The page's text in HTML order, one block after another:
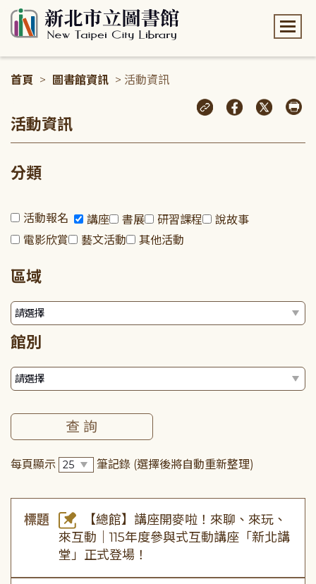
首頁 > 圖書館資訊 > 活動資訊
活動資訊
分類
活動報名 講座 書展 研習課程
說故事
電影欣賞
藝文活動 其他活動
區域
館別
每頁顯示 筆記錄 (選擇後將自動重新整理)
標題
【總館】講座開麥啦！來聊、來玩、
來互動｜115年度參與式互動講座「新北講
堂」正式登場！